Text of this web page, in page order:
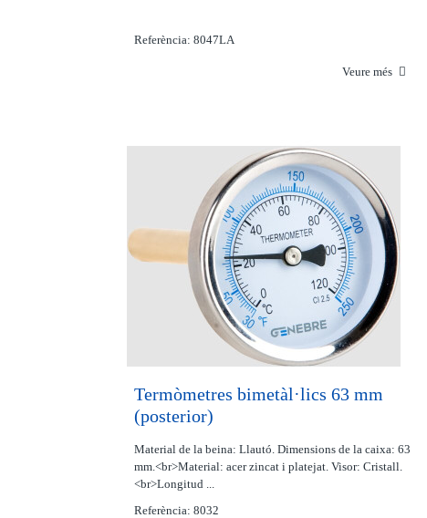
Referència: 8047LA
Veure més
Termòmetres bimetàl·lics 63 mm
(posterior)
Material de la beina: Llautó. Dimensions de la caixa: 63
mm.<br>Material: acer zincat i platejat. Visor: Cristall.
<br>Longitud ...
Referència: 8032